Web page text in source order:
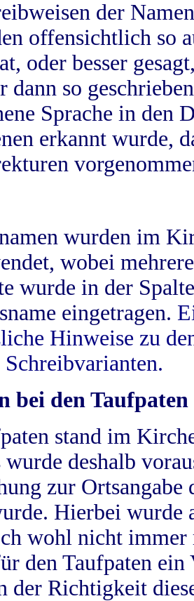
der
offensichtlich so
oder besser
dann so
Sprache in
erkannt wurde,
wurden im
wobei
wurde in der
eingetragen.
Hinweise zu
bei den Taufpaten
stand im
deshalb
zur
Hierbei wurde
wohl nicht
den Taufpaten
der Richtigkeit